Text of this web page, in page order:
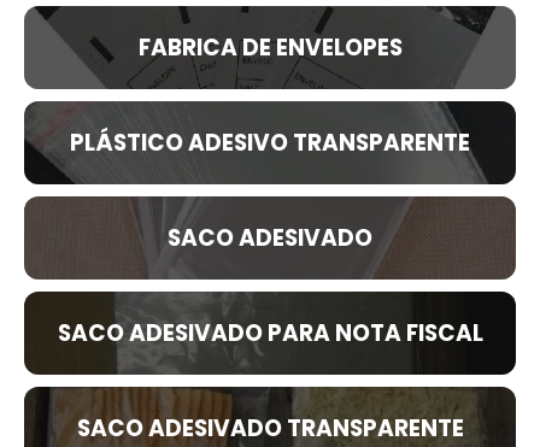
FABRICA DE ENVELOPES
PLÁSTICO ADESIVO TRANSPARENTE
SACO ADESIVADO
SACO ADESIVADO PARA NOTA FISCAL
SACO ADESIVADO TRANSPARENTE